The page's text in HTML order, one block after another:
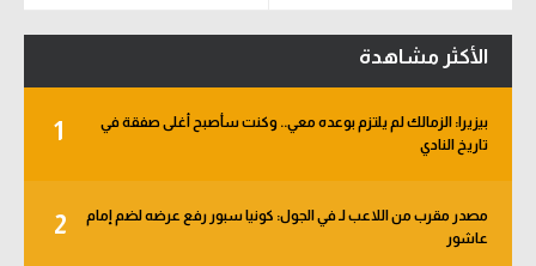
الأكثر مشاهدة
1
بيزيرا: الزمالك لم يلتزم بوعده معي.. وكنت سأصبح أغلى صفقة في
تاريخ النادي
2
مصدر مقرب من اللاعب لـ في الجول: كونيا سبور رفع عرضه لضم إمام
عاشور